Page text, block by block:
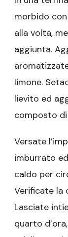
morbido
alla volta,
aggiunta.
limone.
lievito ed
composto
Versate
imburrato
caldo per
Verificate la
Lasciate
quarto